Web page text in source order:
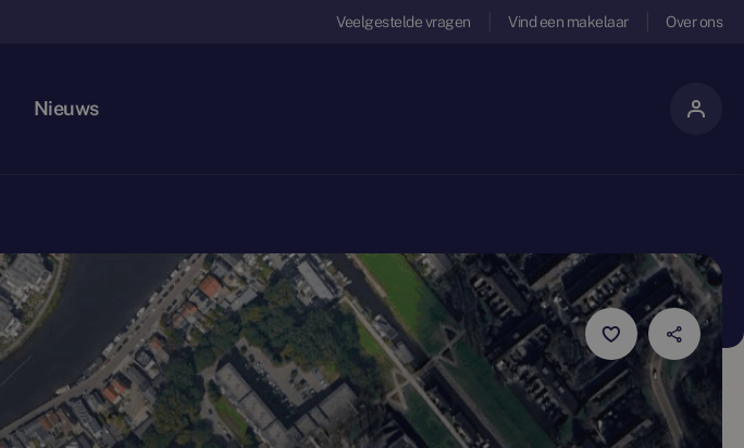
Veelgestelde vragen Vind een makelaar Over ons
Nieuws